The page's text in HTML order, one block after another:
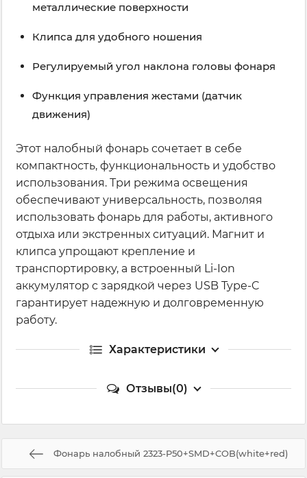
металлические поверхности
Клипса для удобного ношения
Регулируемый угол наклона головы фонаря
Функция управления жестами (датчик
движения)
Этот налобный фонарь сочетает в себе
компактность, функциональность и удобство
использования. Три режима освещения
обеспечивают универсальность, позволяя
использовать фонарь для работы, активного
отдыха или экстренных ситуаций. Магнит и
клипса упрощают крепление и
транспортировку, а встроенный Li-Ion
аккумулятор с зарядкой через USB Type-C
гарантирует надежную и долговременную
работу.
Характеристики
Отзывы(0)
Фонарь налобный 2323-P50+SMD+COB(white+red)